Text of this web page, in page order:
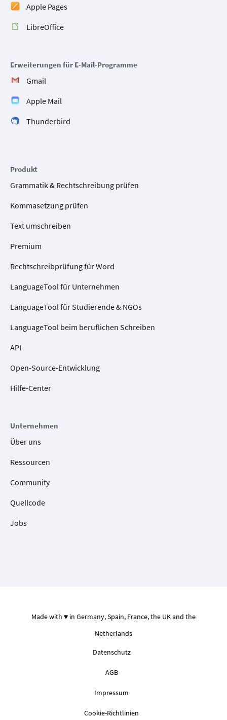
Apple Pages
LibreOffice
Erweiterungen für E-Mail-Programme
Gmail
Apple Mail
Thunderbird
Produkt
Grammatik & Rechtschreibung prüfen
Kommasetzung prüfen
Text umschreiben
Premium
Rechtschreibprüfung für Word
LanguageTool für Unternehmen
LanguageTool für Studierende & NGOs
LanguageTool beim beruflichen Schreiben
API
Open-Source-Entwicklung
Hilfe-Center
Unternehmen
Über uns
Ressourcen
Community
Quellcode
Jobs
Made with ♥ in Germany, Spain, France, the UK and the
Netherlands
Datenschutz
AGB
Impressum
Cookie-Richtlinien